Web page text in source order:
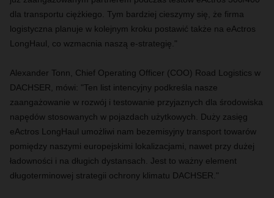
dla transportu ciężkiego . Tym bardziej cieszymy się, że firma
logistyczna planuje w kolejnym kroku postawić także na eActros
LongHaul, co wzmacnia naszą e-strategię."
Alexander Tonn, Chief Operating Officer (COO) Road Logistics w
DACHSER, mówi: "Ten list intencyjny podkreśla nasze
zaangażowanie w rozwój i testowanie przyjaznych dla środowiska
napędów stosowanych w pojazdach użytkowych. Duży zasięg
eActros LongHaul umożliwi nam bezemisyjny transport towarów
pomiędzy naszymi europejskimi lokalizacjami, nawet przy dużej
ładowności i na długich dystansach. Jest to ważny element
długoterminowej strategii ochrony klimatu DACHSER."